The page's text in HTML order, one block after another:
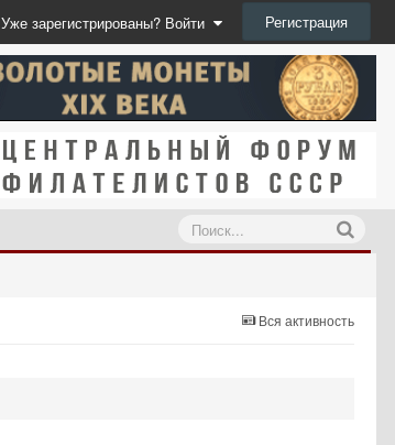
Уже зарегистрированы? Войти Регистрация
Вся активность